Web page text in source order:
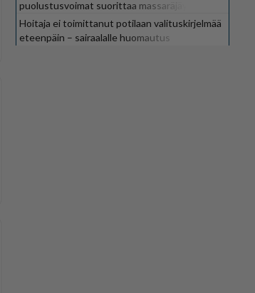
puolustusvoimat suorittaa massaräjäytyksiä
Hoitaja ei toimittanut potilaan valituskirjelmää
eteenpäin – sairaalalle huomautus